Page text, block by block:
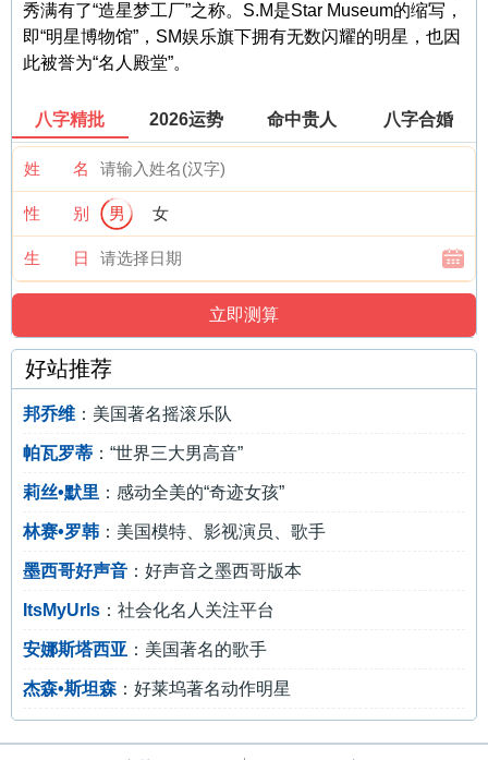
秀满有了“造星梦工厂”之称。S.M是Star Museum的缩写，
即“明星博物馆”，SM娱乐旗下拥有无数闪耀的明星，也因
此被誉为“名人殿堂”。
八字精批 2026运势 命中贵人 八字合婚
姓 名
性 别 男 女
生 日
好站推荐
邦乔维 ：美国著名摇滚乐队
帕瓦罗蒂 ：“世界三大男高音”
莉丝•默里 ：感动全美的“奇迹女孩”
林赛•罗韩 ：美国模特、影视演员、歌手
墨西哥好声音 ：好声音之墨西哥版本
ItsMyUrls ：社会化名人关注平台
安娜斯塔西亚 ：美国著名的歌手
杰森•斯坦森 ：好莱坞著名动作明星